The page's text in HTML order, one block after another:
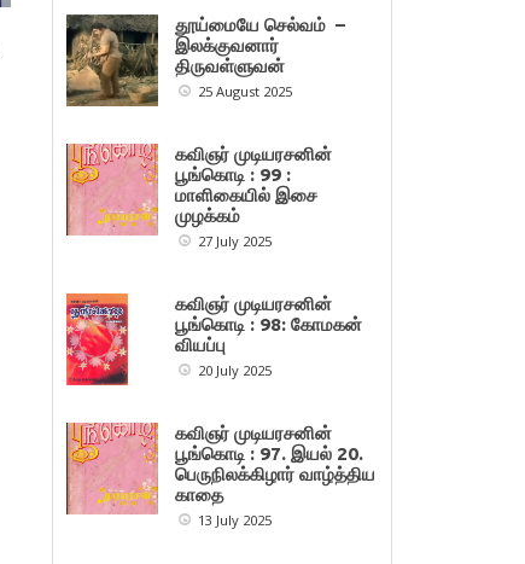
தூய்மையே செல்வம் –
இலக்குவனார்
திருவள்ளுவன்
25 August 2025
கவிஞர் முடியரசனின்
பூங்கொடி : 99 :
மாளிகையில் இசை
முழக்கம்
27 July 2025
கவிஞர் முடியரசனின்
பூங்கொடி : 98: கோமகன்
வியப்பு
20 July 2025
கவிஞர் முடியரசனின்
பூங்கொடி : 97. இயல் 20.
பெருநிலக்கிழார் வாழ்த்திய
காதை
13 July 2025